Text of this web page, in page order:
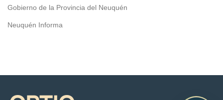
Gobierno de la Provincia del Neuquén
Neuquén Informa